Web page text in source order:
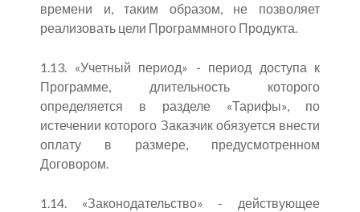
времени и, таким образом, не позволяет
реализовать цели Программного Продукта.
1.13. «Учетный период» - период доступа к
Программе, длительность которого
определяется в разделе «Тарифы», по
истечении которого Заказчик обязуется внести
оплату в размере, предусмотренном
Договором.
1.14. «Законодательство» - действующее